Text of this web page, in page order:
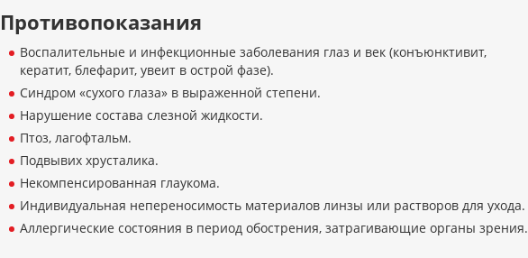
Противопоказания
Воспалительные и инфекционные заболевания глаз и век (конъюнктивит,
кератит, блефарит, увеит в острой фазе).
Синдром «сухого глаза» в выраженной степени.
Нарушение состава слезной жидкости.
Птоз, лагофтальм.
Подвывих хрусталика.
Некомпенсированная глаукома.
Индивидуальная непереносимость материалов линзы или растворов для ухода.
Аллергические состояния в период обострения, затрагивающие органы зрения.